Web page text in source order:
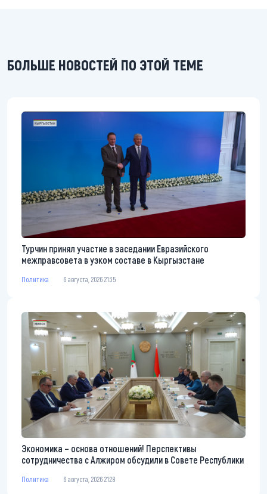
БОЛЬШЕ НОВОСТЕЙ ПО ЭТОЙ ТЕМЕ
Турчин принял участие в заседании Евразийского
межправсовета в узком составе в Кыргызстане
Политика 6 августа, 2026 21:35
Экономика – основа отношений! Перспективы
сотрудничества с Алжиром обсудили в Совете Республики
Политика 6 августа, 2026 21:28